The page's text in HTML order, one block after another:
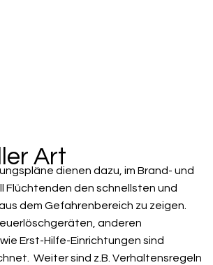
Art
dienen dazu, im Brand- und
Flüchtenden den schnellsten und
dem Gefahrenbereich zu zeigen.
anderen
Erst-Hilfe-Einrichtungen sind
Weiter sind z.B. Verhaltensregeln